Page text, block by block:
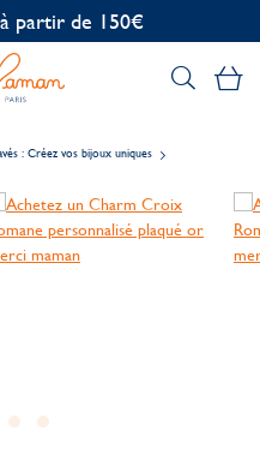
: Créez vos bijoux uniques